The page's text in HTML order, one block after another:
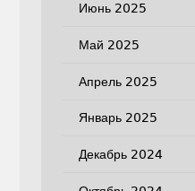
Июнь 2025
Май 2025
Апрель 2025
Январь 2025
Декабрь 2024